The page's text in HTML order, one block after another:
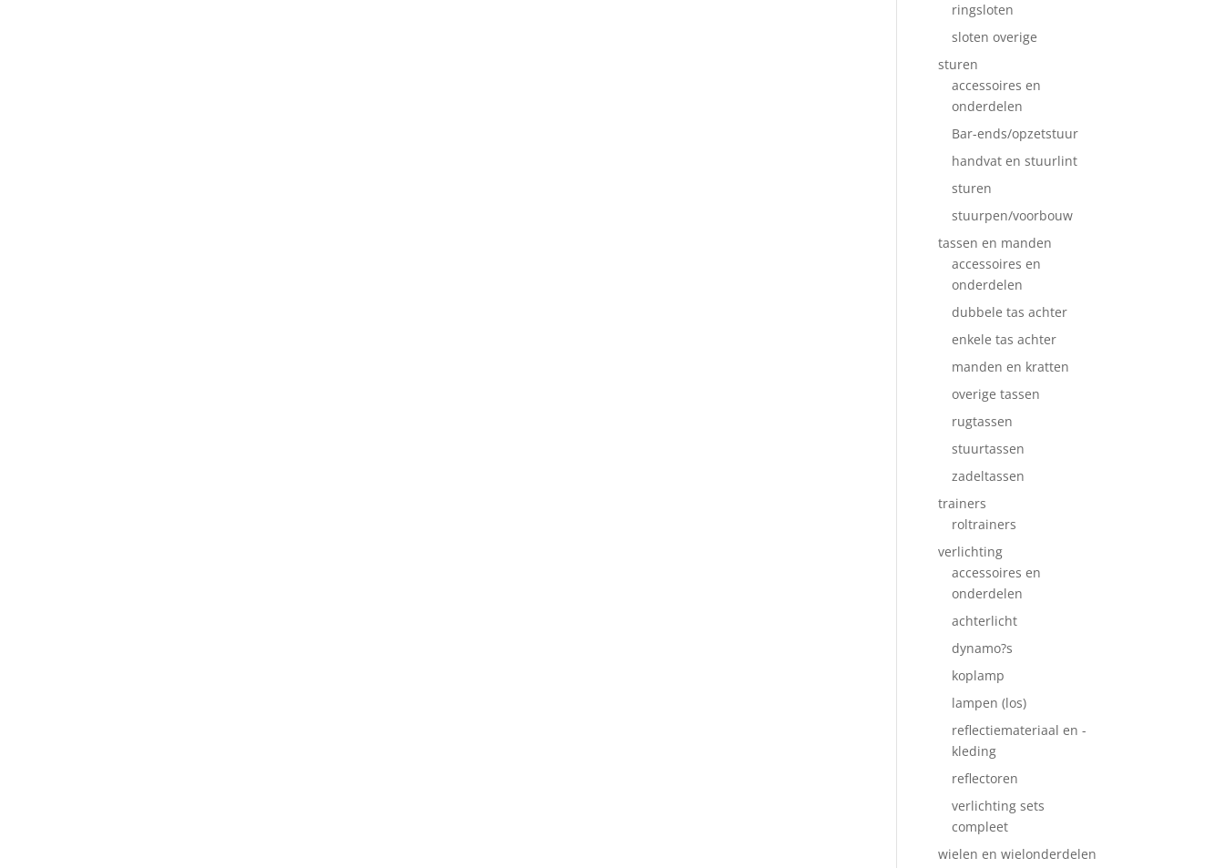
ringsloten
sloten overige
sturen
accessoires en
onderdelen
Bar-ends/opzetstuur
handvat en stuurlint
sturen
stuurpen/voorbouw
tassen en manden
accessoires en
onderdelen
dubbele tas achter
enkele tas achter
manden en kratten
overige tassen
rugtassen
stuurtassen
zadeltassen
trainers
roltrainers
verlichting
accessoires en
onderdelen
achterlicht
dynamo?s
koplamp
lampen (los)
reflectiemateriaal en -
kleding
reflectoren
verlichting sets
compleet
wielen en wielonderdelen